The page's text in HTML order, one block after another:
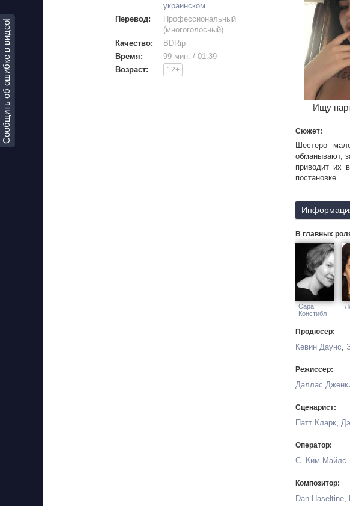
Сообщить об ошибке в видео!
украинском
Перевод:
Профессиональный
(многоголосный)
Качество:
BDRip
Время:
99 мин. / 01:39
Возраст:
12+
Ищу
Сюжет:
Шестеро
обманывают,
приводит их
постановке.
В главных
Сара
Констибл
Продюсер:
Кевин Даунс,
Режиссер:
Даллас
Сценарист:
Патт Кларк,
Оператор:
С. Ким Майлс
Композитор:
Dan Haseltine,